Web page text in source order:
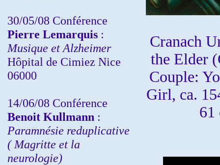
30/05/08 Conférence
Pierre Lemarquis :
Musique et Alzheimer
Hôpital de Cimiez Nice
06000
14/06/08 Conférence
Benoit Kullmann :
Paramnésie reduplicative
( Magritte et la
neurologie)
Cranach
the Elder
Couple:
Girl, ca.
61